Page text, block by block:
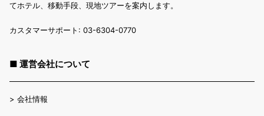
てホテル、移動手段、現地ツアーを案内します。
カスタマーサポート: 03-6304-0770
■ 運営会社について
> 会社情報